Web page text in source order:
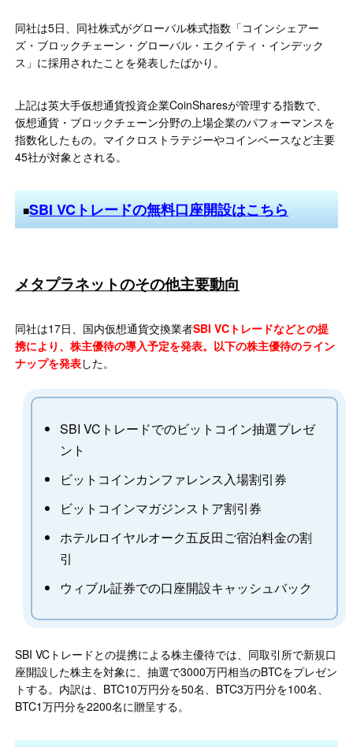
同社は5日、同社株式がグローバル株式指数「コインシェアー
ズ・ブロックチェーン・グローバル・エクイティ・インデック
ス」に採用されたことを発表したばかり。
上記は英大手仮想通貨投資企業CoinSharesが管理する指数で、
仮想通貨・ブロックチェーン分野の上場企業のパフォーマンスを
指数化したもの。マイクロストラテジーやコインベースなど主要
45社が対象とされる。
■SBI VCトレードの無料口座開設はこちら
メタプラネットのその他主要動向
同社は17日、国内仮想通貨交換業者SBI VCトレードなどとの提
携により、株主優待の導入予定を発表。以下の株主優待のライン
ナップを発表した。
SBI VCトレードでのビットコイン抽選プレゼ
ント
ビットコインカンファレンス入場割引券
ビットコインマガジンストア割引券
ホテルロイヤルオーク五反田ご宿泊料金の割
引
ウィブル証券での口座開設キャッシュバック
SBI VCトレードとの提携による株主優待では、同取引所で新規口
座開設した株主を対象に、抽選で3000万円相当のBTCをプレゼン
トする。内訳は、BTC10万円分を50名、BTC3万円分を100名、
BTC1万円分を2200名に贈呈する。